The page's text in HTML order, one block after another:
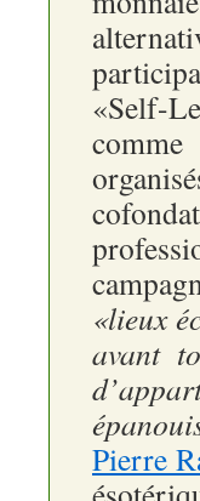
«Self-
«lieux
avant
Pierre